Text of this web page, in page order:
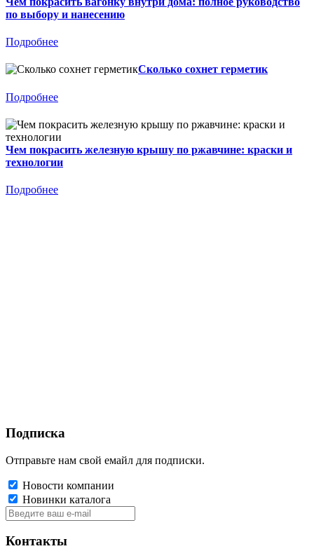
по выбору и нанесению
Подробнее
Сколько сохнет герметик
Подробнее
Чем покрасить железную крышу по ржавчине: краски и
технологии
Подробнее
Подписка
Отправьте нам свой емайл для подписки.
Новости компании
Новинки каталога
Контакты